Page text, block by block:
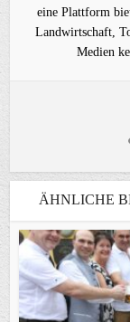
eine Plattform
Landwirtschaft,
Medien
ÄHNLICHE